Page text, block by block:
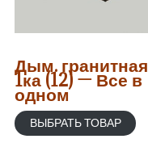
Дым. гранитная
1ка (12) — Все в
одном
ВЫБРАТЬ ТОВАР